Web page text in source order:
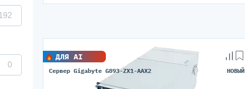
ДЛЯ AI
Сервер Gigabyte G893-ZX1-AAX2 НОВЫЙ